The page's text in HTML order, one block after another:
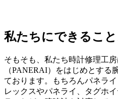
私たちにできること
そもそも、私たち時計修理工
（PANERAI）をはじめとする
ております。もちろんパネラ
レックスやパネライ、タグホ